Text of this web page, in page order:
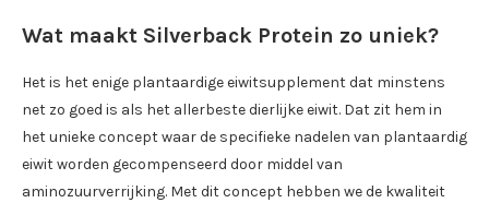
Wat maakt Silverback Protein zo uniek?
Het is het enige plantaardige eiwitsupplement dat minstens
net zo goed is als het allerbeste dierlijke eiwit. Dat zit hem in
het unieke concept waar de specifieke nadelen van plantaardig
eiwit worden gecompenseerd door middel van
aminozuurverrijking. Met dit concept hebben we de kwaliteit